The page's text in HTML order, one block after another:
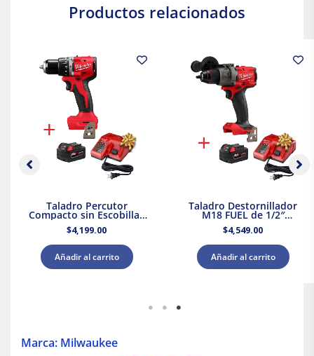
Productos relacionados
Taladro Percutor
Compacto sin Escobillas
M18 Milwaukee 3602-20 +
Kit Batería y Cargador
$4,199.00
Añadir al carrito
Taladro Destornillador
M18 FUEL de 1/2″
Milwaukee 2903-20 + Kit
Bateria y Cargador
$4,549.00
Añadir al carrito
Marca: Milwaukee